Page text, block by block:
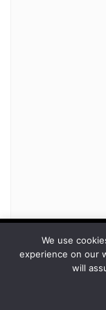
To give you the
site uses cookies.
you agree to our
We use
experience on our
will